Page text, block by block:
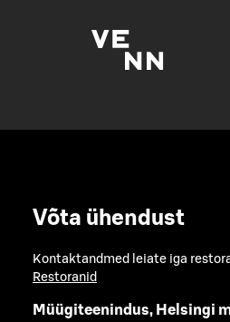
Võta ühendust
Kontaktandmed leiate iga
Restoranid
Müügiteenindus, Helsingi